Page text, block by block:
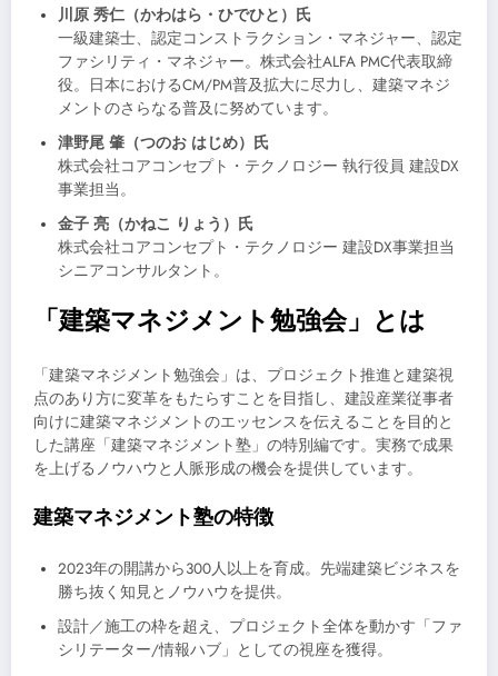
川原 秀仁（かわはら・ひでひと）氏
一級建築士、認定コンストラクション・マネジャー、認定
ファシリティ・マネジャー。株式会社ALFA PMC代表取締
役。日本におけるCM/PM普及拡大に尽力し、建築マネジ
メントのさらなる普及に努めています。
津野尾 肇（つのお はじめ）氏
株式会社コアコンセプト・テクノロジー 執行役員 建設DX
事業担当。
金子 亮（かねこ りょう）氏
株式会社コアコンセプト・テクノロジー 建設DX事業担当
シニアコンサルタント。
「建築マネジメント勉強会」とは
「建築マネジメント勉強会」は、プロジェクト推進と建築視
点のあり方に変革をもたらすことを目指し、建設産業従事者
向けに建築マネジメントのエッセンスを伝えることを目的と
した講座「建築マネジメント塾」の特別編です。実務で成果
を上げるノウハウと人脈形成の機会を提供しています。
建築マネジメント塾の特徴
2023年の開講から300人以上を育成。先端建築ビジネスを
勝ち抜く知見とノウハウを提供。
設計／施工の枠を超え、プロジェクト全体を動かす「ファ
シリテーター/情報ハブ」としての視座を獲得。